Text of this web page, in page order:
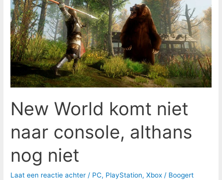
New World komt niet
naar console, althans
nog niet
Laat een reactie achter / PC, PlayStation,Xbox / Boogert
komt
niet
naar
console,
althans
nog
niet